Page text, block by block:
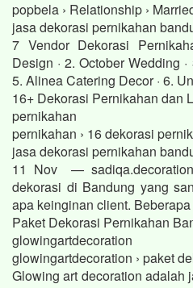
popbela › Relationship ›
jasa dekorasi pernikahan
7 Vendor Dekorasi
Design · 2. October Wedding
5. Alinea Catering Decor · 6.
16+ Dekorasi Pernikahan dan
pernikahan
pernikahan › 16 dekorasi
jasa dekorasi pernikahan
11 Nov —
dekorasi di Bandung yang
apa keinginan client.
Paket Dekorasi Pernikahan
glowingartdecoration
glowingartdecoration › paket
Glowing art decoration adalah